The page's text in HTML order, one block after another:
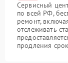
Сервисный
по всей РФ,
ремонт,
отслеживать
продления